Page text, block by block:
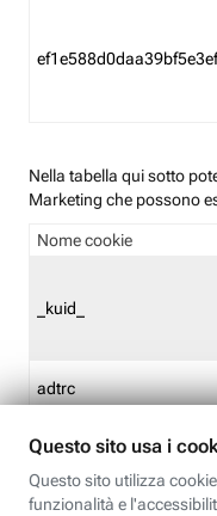
Nella tabella qui sotto
Marketing che possono
Nome cookie
_kuid_
adtrc
CFFC<TagID>